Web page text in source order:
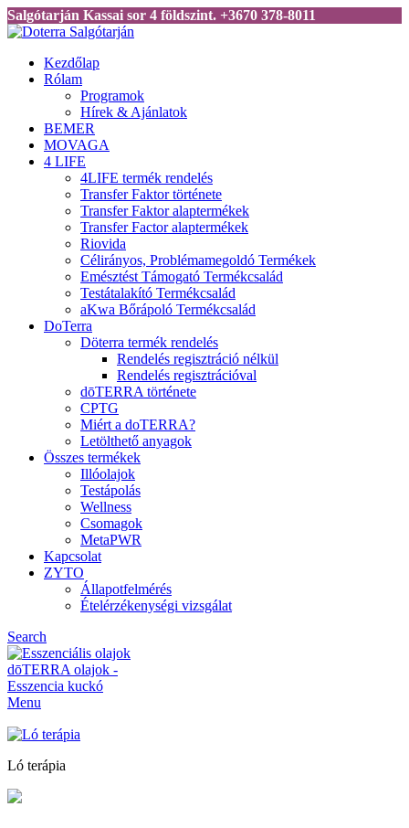
Salgótarján Kassai sor 4 földszint. +3670 378-8011
Kezdőlap
Rólam
Programok
Hírek & Ajánlatok
BEMER
MOVAGA
4 LIFE
4LIFE termék rendelés
Transfer Faktor története
Transfer Faktor alaptermékek
Transfer Factor alaptermékek
Riovida
Célirányos, Problémamegoldó Termékek
Emésztést Támogató Termékcsalád
Testátalakító Termékcsalád
aKwa Bőrápoló Termékcsalád
DoTerra
Döterra termék rendelés
Rendelés regisztráció nélkül
Rendelés regisztrációval
dōTERRA története
CPTG
Miért a doTERRA?
Letölthető anyagok
Összes termékek
Illóolajok
Testápolás
Wellness
Csomagok
MetaPWR
Kapcsolat
ZYTO
Állapotfelmérés
Ételérzékenységi vizsgálat
Search
Menu
Ló terápia